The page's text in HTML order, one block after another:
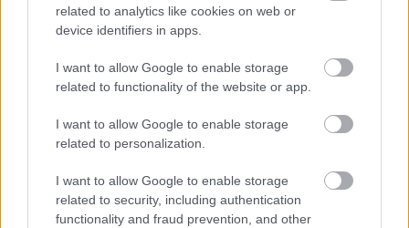
related to analytics like cookies on web or
device identifiers in apps.
I want to allow Google to enable storage
related to functionality of the website or app.
I want to allow Google to enable storage
related to personalization.
I want to allow Google to enable storage
related to security, including authentication
functionality and fraud prevention, and other